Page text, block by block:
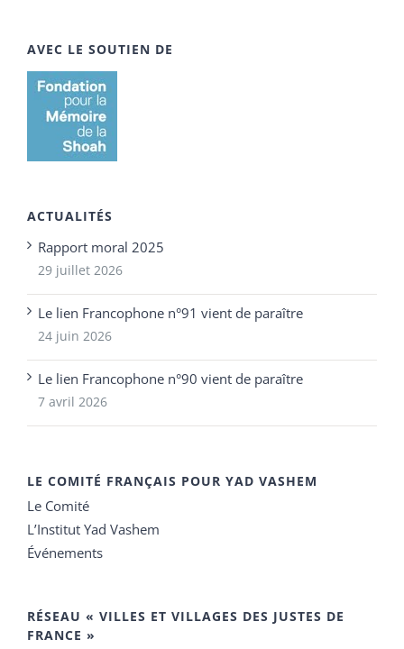
AVEC LE SOUTIEN DE
ACTUALITÉS
Rapport moral 2025
29 juillet 2026
Le lien Francophone n°91 vient de paraître
24 juin 2026
Le lien Francophone n°90 vient de paraître
7 avril 2026
LE COMITÉ FRANÇAIS POUR YAD VASHEM
Le Comité
L’Institut Yad Vashem
Événements
RÉSEAU « VILLES ET VILLAGES DES JUSTES DE
FRANCE »